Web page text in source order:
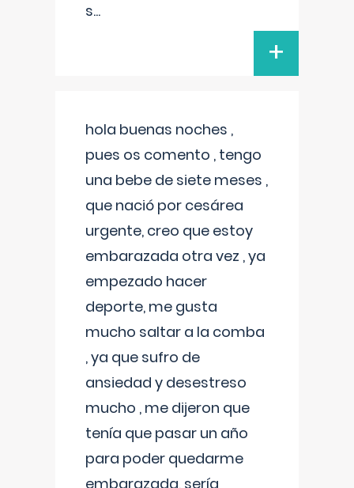
s...
+
hola buenas noches ,
pues os comento , tengo
una bebe de siete meses ,
que nació por cesárea
urgente, creo que estoy
embarazada otra vez , ya
empezado hacer
deporte, me gusta
mucho saltar a la comba
, ya que sufro de
ansiedad y desestreso
mucho , me dijeron que
tenía que pasar un año
para poder quedarme
embarazada, sería